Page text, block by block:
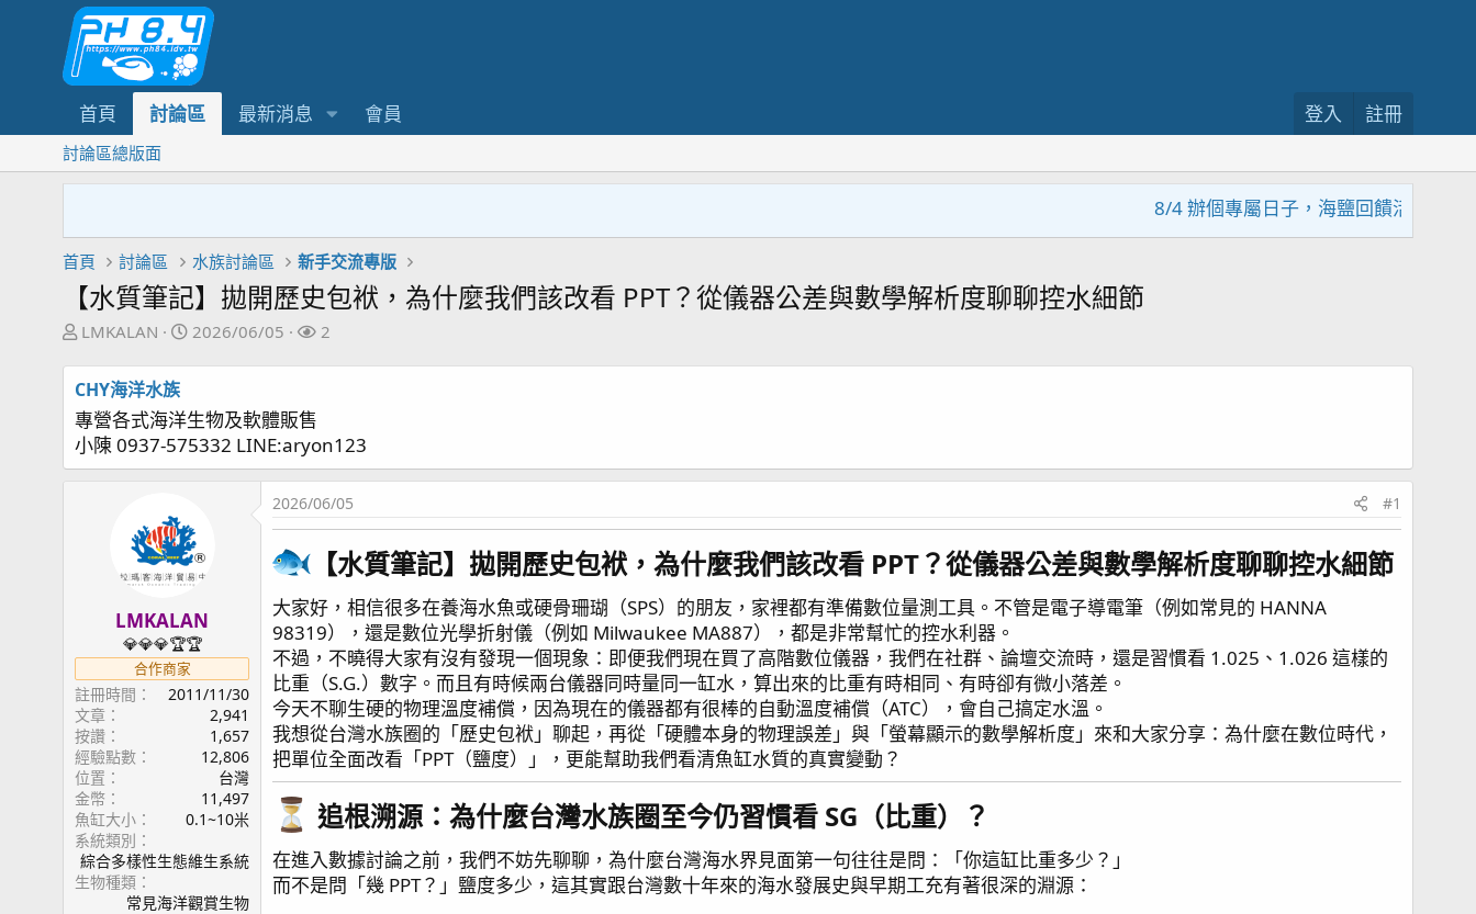
首頁 討論區 最新消息 會員 登入 註冊
討論區總版面
8/4 辦個專屬日子，海鹽回饋活動，大家
首頁 討論區 水族討論區 新手交流專版
【水質筆記】拋開歷史包袱，為什麼我們該改看 PPT？從儀器公差與數學解析度聊聊控水細節
主
起
人
LMKALAN
開
2026/06/05
關
2
CHY海洋水族
專營各式海洋生物及軟體販售
小陳 0937-575332 LINE:aryon123
LMKALAN
💎💎💎🏆🏆
合作商家
註冊時間
2011/11/30
文章
2,941
按讚
1,657
經驗點數
12,806
位置
台灣
金幣
11,497
魚缸大小
0.1~10米
系統類別
綜合多樣性生態維生系統
生物種類
常見海洋觀賞生物
2026/06/05 #1
【水質筆記】拋開歷史包袱，為什麼我們該改看 PPT？從儀器公差與數學解析度聊聊控水細節​
大家好，相信很多在養海水魚或硬骨珊瑚（SPS）的朋友，家裡都有準備數位量測工具。不管是電子導電筆（例如常見的 HANNA
98319），還是數位光學折射儀（例如 Milwaukee MA887），都是非常幫忙的控水利器。
不過，不曉得大家有沒有發現一個現象：即便我們現在買了高階數位儀器，我們在社群、論壇交流時，還是習慣看 1.025、1.026 這樣的
比重（S.G.）數字。而且有時候兩台儀器同時量同一缸水，算出來的比重有時相同、有時卻有微小落差。
今天不聊生硬的物理溫度補償，因為現在的儀器都有很棒的自動溫度補償（ATC），會自己搞定水溫。
我想從台灣水族圈的「歷史包袱」聊起，再從「硬體本身的物理誤差」與「螢幕顯示的數學解析度」來和大家分享：為什麼在數位時代，
把單位全面改看「PPT（鹽度）」，更能幫助我們看清魚缸水質的真實變動？
追根溯源：為什麼台灣水族圈至今仍習慣看 SG（比重）？​
在進入數據討論之前，我們不妨先聊聊，為什麼台灣海水界見面第一句往往是問：「你這缸比重多少？」
而不是問「幾 PPT？」鹽度多少，這其實跟台灣數十年來的海水發展史與早期工充有著很深的淵源：